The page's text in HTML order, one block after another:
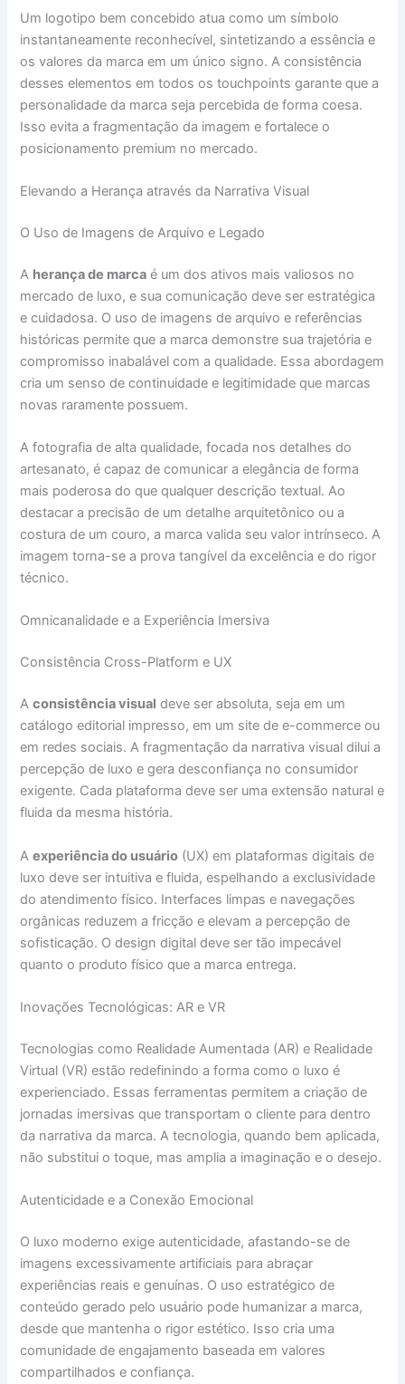
Um logotipo bem concebido atua como um símbolo
instantaneamente reconhecível, sintetizando a essência e
os valores da marca em um único signo. A consistência
desses elementos em todos os touchpoints garante que a
personalidade da marca seja percebida de forma coesa.
Isso evita a fragmentação da imagem e fortalece o
posicionamento premium no mercado.
Elevando a Herança através da Narrativa Visual
O Uso de Imagens de Arquivo e Legado
A herança de marca é um dos ativos mais valiosos no
mercado de luxo, e sua comunicação deve ser estratégica
e cuidadosa. O uso de imagens de arquivo e referências
históricas permite que a marca demonstre sua trajetória e
compromisso inabalável com a qualidade. Essa abordagem
cria um senso de continuidade e legitimidade que marcas
novas raramente possuem.
A fotografia de alta qualidade, focada nos detalhes do
artesanato, é capaz de comunicar a elegância de forma
mais poderosa do que qualquer descrição textual. Ao
destacar a precisão de um detalhe arquitetônico ou a
costura de um couro, a marca valida seu valor intrínseco. A
imagem torna-se a prova tangível da excelência e do rigor
técnico.
Omnicanalidade e a Experiência Imersiva
Consistência Cross-Platform e UX
Aconsistência visual deve ser absoluta, seja em um
catálogo editorial impresso, em um site de e-commerce ou
em redes sociais. A fragmentação da narrativa visual dilui a
percepção de luxo e gera desconfiança no consumidor
exigente. Cada plataforma deve ser uma extensão natural e
fluida da mesma história.
Aexperiência do usuário (UX) em plataformas digitais de
luxo deve ser intuitiva e fluida, espelhando a exclusividade
do atendimento físico. Interfaces limpas e navegações
orgânicas reduzem a fricção e elevam a percepção de
sofisticação. O design digital deve ser tão impecável
quanto o produto físico que a marca entrega.
Inovações Tecnológicas: AR e VR
Tecnologias como Realidade Aumentada (AR) e Realidade
Virtual (VR) estão redefinindo a forma como o luxo é
experienciado. Essas ferramentas permitem a criação de
jornadas imersivas que transportam o cliente para dentro
da narrativa da marca. A tecnologia, quando bem aplicada,
não substitui o toque, mas amplia a imaginação e o desejo.
Autenticidade e a Conexão Emocional
O luxo moderno exige autenticidade, afastando-se de
imagens excessivamente artificiais para abraçar
experiências reais e genuínas. O uso estratégico de
conteúdo gerado pelo usuário pode humanizar a marca,
desde que mantenha o rigor estético. Isso cria uma
comunidade de engajamento baseada em valores
compartilhados e confiança.